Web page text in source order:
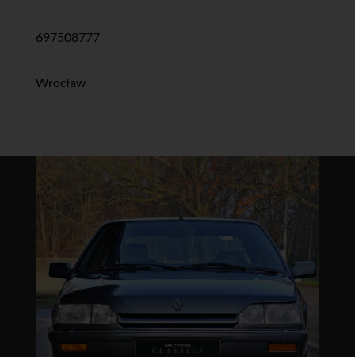
697508777
Wrocław